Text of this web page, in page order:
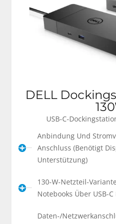
DELL
USB-C-
Anbindung Und
Anschluss (benötigt
Unterstützung)
130-W-Netzteil-
Notebooks Über USB-C
Daten-/